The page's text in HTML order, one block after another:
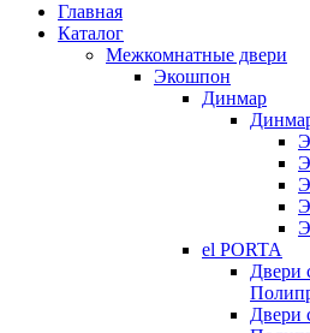
Главная
Каталог
Межкомнатные двери
Экошпон
Динмар
el PORTA
Двери
Двери